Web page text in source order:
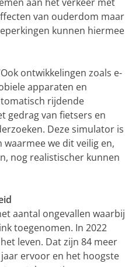
van ouderdom maar
kunnen hiermee
ontwikkelingen zoals e-
apparaten en
rijdende
gedrag van fietsers en
Deze simulator is
we dit veilig en,
nog realistischer kunnen
aantal ongevallen waarbij
toegenomen. In 2022
leven. Dat zijn 84 meer
ervoor en het hoogste